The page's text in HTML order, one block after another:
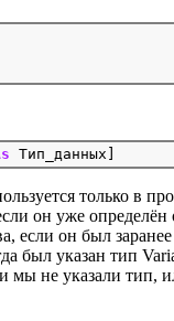
только в
он уже
если он был заранее
был указан тип
мы не указали тип,